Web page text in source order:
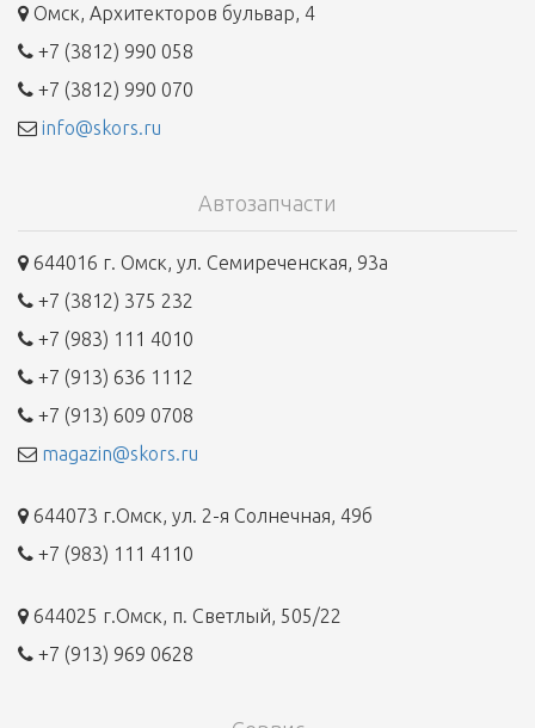
Омск, Архитекторов бульвар, 4
+7 (3812) 990 058
+7 (3812) 990 070
info@skors.ru
Автозапчасти
644016 г. Омск, ул. Семиреченская, 93а
+7 (3812) 375 232
+7 (983) 111 4010
+7 (913) 636 1112
+7 (913) 609 0708
magazin@skors.ru
644073 г.Омск, ул. 2-я Солнечная, 49б
+7 (983) 111 4110
644025 г.Омск, п. Светлый, 505/22
+7 (913) 969 0628